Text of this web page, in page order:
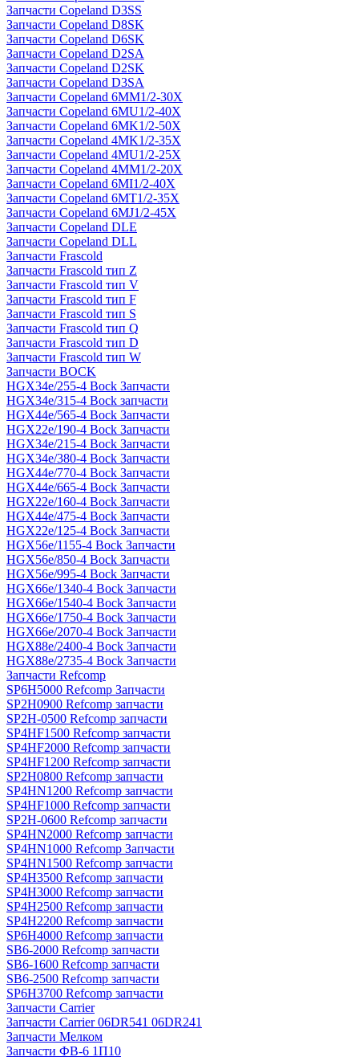
Запчасти Copeland D3SS
Запчасти Copeland D8SK
Запчасти Copeland D6SK
Запчасти Copeland D2SA
Запчасти Copeland D2SK
Запчасти Copeland D3SA
Запчасти Copeland 6MM1/2-30X
Запчасти Copeland 6MU1/2-40X
Запчасти Copeland 6MK1/2-50X
Запчасти Copeland 4MK1/2-35X
Запчасти Copeland 4MU1/2-25X
Запчасти Copeland 4MM1/2-20X
Запчасти Copeland 6MI1/2-40X
Запчасти Copeland 6MT1/2-35X
Запчасти Copeland 6MJ1/2-45X
Запчасти Copeland DLE
Запчасти Copeland DLL
Запчасти Frascold
Запчасти Frascold тип Z
Запчасти Frascold тип V
Запчасти Frascold тип F
Запчасти Frascold тип S
Запчасти Frascold тип Q
Запчасти Frascold тип D
Запчасти Frascold тип W
Запчасти BOCK
HGX34e/255-4 Bock Запчасти
HGX34e/315-4 Bock запчасти
HGX44e/565-4 Bock Запчасти
HGX22e/190-4 Bock Запчасти
HGX34e/215-4 Bock Запчасти
HGX34e/380-4 Bock Запчасти
HGX44e/770-4 Bock Запчасти
HGX44e/665-4 Bock Запчасти
HGX22e/160-4 Bock Запчасти
HGX44e/475-4 Bock Запчасти
HGX22e/125-4 Bock Запчасти
HGX56e/1155-4 Bock Запчасти
HGX56e/850-4 Bock Запчасти
HGX56e/995-4 Bock Запчасти
HGX66e/1340-4 Bock Запчасти
HGX66e/1540-4 Bock Запчасти
HGX66e/1750-4 Bock Запчасти
HGX66e/2070-4 Bock Запчасти
HGX88e/2400-4 Bock Запчасти
HGX88e/2735-4 Bock Запчасти
Запчасти Refcomp
SP6H5000 Refcomp Запчасти
SP2H0900 Refcomp запчасти
SP2H-0500 Refcomp запчасти
SP4HF1500 Refcomp запчасти
SP4HF2000 Refcomp запчасти
SP4HF1200 Refcomp запчасти
SP2H0800 Refcomp запчасти
SP4HN1200 Refcomp запчасти
SP4HF1000 Refcomp запчасти
SP2H-0600 Refcomp запчасти
SP4HN2000 Refcomp запчасти
SP4HN1000 Refcomp Запчасти
SP4HN1500 Refcomp запчасти
SP4H3500 Refcomp запчасти
SP4H3000 Refcomp запчасти
SP4H2500 Refcomp запчасти
SP4H2200 Refcomp запчасти
SP6H4000 Refcomp запчасти
SB6-2000 Refcomp запчасти
SB6-1600 Refcomp запчасти
SB6-2500 Refcomp запчасти
SP6H3700 Refcomp запчасти
Запчасти Carrier
Запчасти Carrier 06DR541 06DR241
Запчасти Мелком
Запчасти ФВ-6 1П10